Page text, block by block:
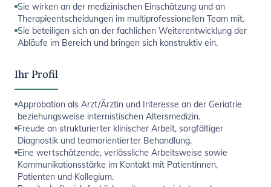
Sie wirken an der medizinischen Einschätzung und an
Therapieentscheidungen im multiprofessionellen Team mit.
Sie beteiligen sich an der fachlichen Weiterentwicklung der
Abläufe im Bereich und bringen sich konstruktiv ein.
Ihr Profil
Approbation als Arzt/Ärztin und Interesse an der Geriatrie
beziehungsweise internistischen Altersmedizin.
Freude an strukturierter klinischer Arbeit, sorgfältiger
Diagnostik und teamorientierter Behandlung.
Eine wertschätzende, verlässliche Arbeitsweise sowie
Kommunikationsstärke im Kontakt mit Patientinnen,
Patienten und Kollegium.